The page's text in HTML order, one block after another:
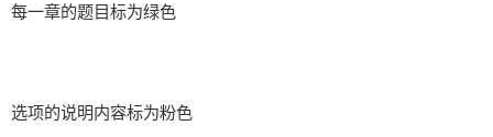
每一章的题目标为绿色
选项的说明内容标为粉色